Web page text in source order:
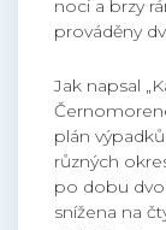
noci a brzy
prováděny
Jak napsal
plán
různých
po dobu
snížena na